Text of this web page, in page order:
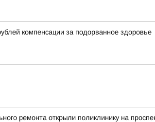
компенсации за подорванное здоровье
ремонта открыли поликлинику на